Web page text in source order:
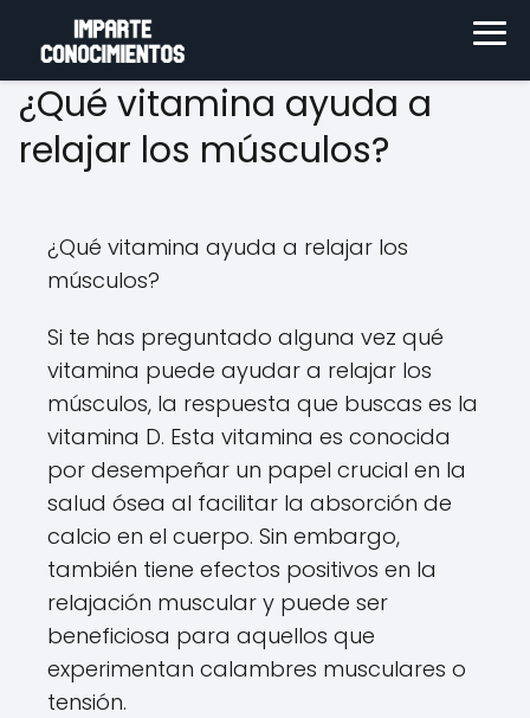
¿Qué vitamina ayuda a
relajar los músculos?
¿Qué vitamina ayuda a relajar los
músculos?
Si te has preguntado alguna vez qué
vitamina puede ayudar a relajar los
músculos, la respuesta que buscas es la
vitamina D. Esta vitamina es conocida
por desempeñar un papel crucial en la
salud ósea al facilitar la absorción de
calcio en el cuerpo. Sin embargo,
también tiene efectos positivos en la
relajación muscular y puede ser
beneficiosa para aquellos que
experimentan calambres musculares o
tensión.